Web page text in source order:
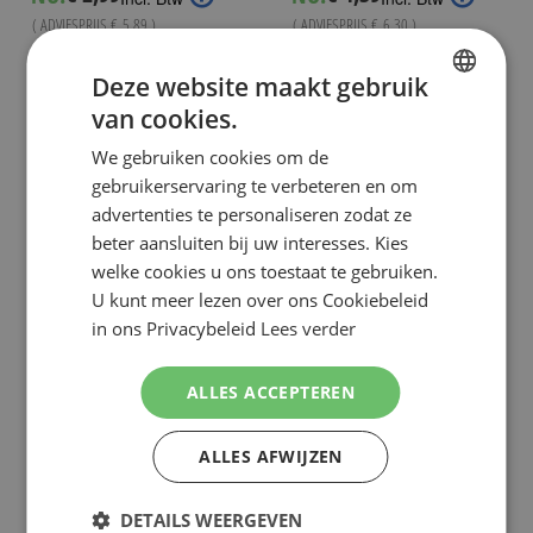
Price
( ADVIESPRIJS€ 5,89)
Price
( ADVIESPRIJS€ 6,30)
Niet op voorraad
WEGWERP 3 STUKS
GILLETTE
STUKS
Deze website maakt gebruik
van cookies.
We gebruiken cookies om de
gebruikerservaring te verbeteren en om
advertenties te personaliseren zodat ze
beter aansluiten bij uw interesses. Kies
welke cookies u ons toestaat te gebruiken.
U kunt meer lezen over ons Cookiebeleid
in ons Privacybeleid Lees verder
ALLES ACCEPTEREN
ALLES AFWIJZEN
DETAILS WEERGEVEN